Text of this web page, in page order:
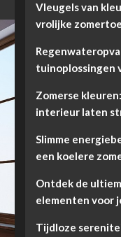
Vleugels van
vrolijke
tuinoplossingen
Zomerse
interieur laten
Slimme
een koelere
Ontdek de
elementen voor
Tijdloze